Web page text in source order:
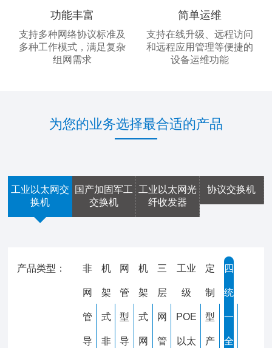
功能丰富
支持多种网络协议标准及
多种工作模式，满足复杂
组网需求
简单运维
支持在线升级、远程访问
和远程应用管理等便捷的
设备运维功能
为您的业务选择最合适的产品
工业以太网交
换机
产品类型： 非
网
管
导
机
架
式
非
网
管
型
导
机
架
式
网
三
层
网
管
工业
级
POE
以太
定
制
型
产
四
统
一
全
国产加固军工
交换机
工业以太网光
纤收发器
协议交换机